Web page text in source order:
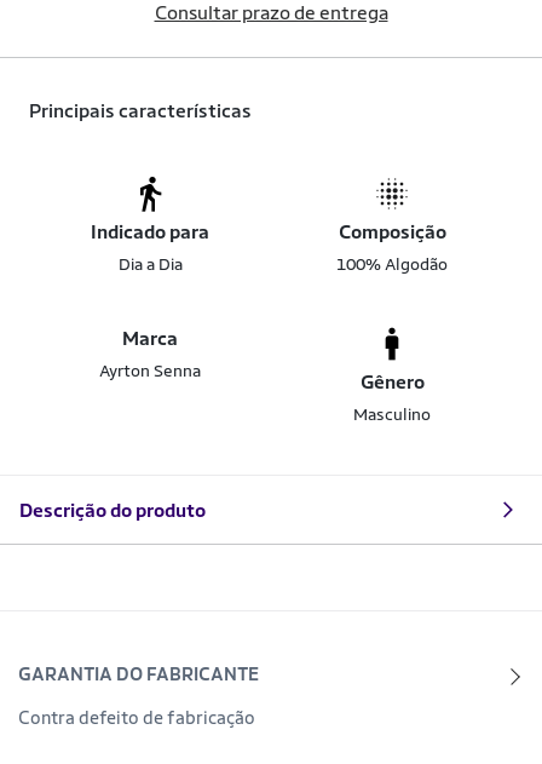
Consultar prazo de entrega
Principais características
Indicado para
Dia a Dia
Composição
100% Algodão
Marca
Ayrton Senna Gênero
Masculino
Descrição do produto
GARANTIA DO FABRICANTE
Contra defeito de fabricação